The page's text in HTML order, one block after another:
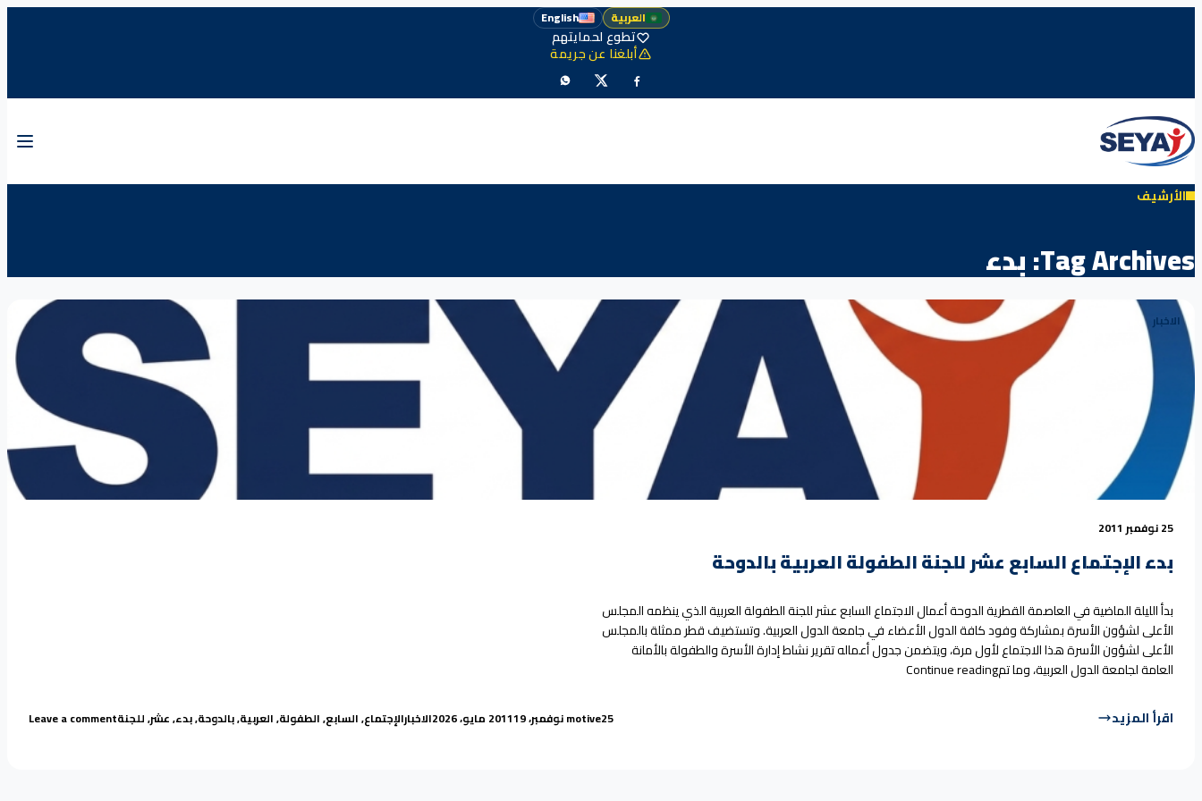
العربية English
تطوع لحمايتهم
أبلغنا عن جريمة
الأرشيف
Tag Archives: بدء
الاخبار
25 نوفمبر 2011
بدء الإجتماع السابع عشر للجنة الطفولة العربية بالدوحة
بدأ الليلة الماضية في العاصمة القطرية الدوحة أعمال الاجتماع السابع عشر للجنة الطفولة العربية الذي ينظمه المجلس
الأعلى لشؤون الأسرة بمشاركة وفود كافة الدول الأعضاء في جامعة الدول العربية. وتستضيف قطر ممثلة بالمجلس
الأعلى لشؤون الأسرة هذا الاجتماع لأول مرة، ويتضمن جدول أعماله تقرير نشاط إدارة الأسرة والطفولة بالأمانة
العامة لجامعة الدول العربية، وما تمContinue reading“بدء الإجتماع السابع عشر للجنة الطفولة العربية بالدوحة”
اقرأ المزيد Posted by
motive25 نوفمبر، 2011 19 مايو، 2026 Posted in
الاخبارTags:
الإجتماع,السابع,الطفولة,العربية,بالدوحة,بدء,عشر,للجنةLeave a comment